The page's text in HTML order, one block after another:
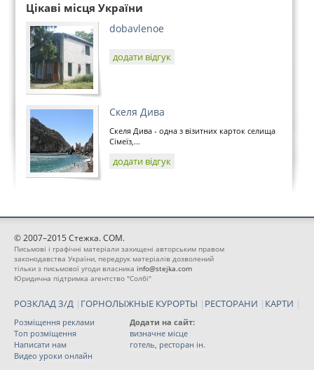
Цікаві місця України
dobavlenoe
додати відгук
Скеля Дива
Скеля Дива - одна з візитних карток селища
Сімеїз,...
додати відгук
© 2007–2015 Стежка. COM.
Письмові і графічні матеріали захищені авторським правом
законодавства України, передрук матеріалів дозволений
тільки з письмової угоди власника info@stejka.com
Юридична підтримка агентство "Солбі"
РОЗКЛАД З/Д | ГОРНОЛЫЖНЫЕ КУРОРТЫ | РЕСТОРАНИ | КАРТИ |
Розміщення реклами
Топ розміщення
Написати нам
Видео уроки онлайн
Додати на сайт:
визначне місце
готель, ресторан ін.